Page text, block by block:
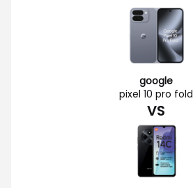
google
pixel 10 pro fold
VS